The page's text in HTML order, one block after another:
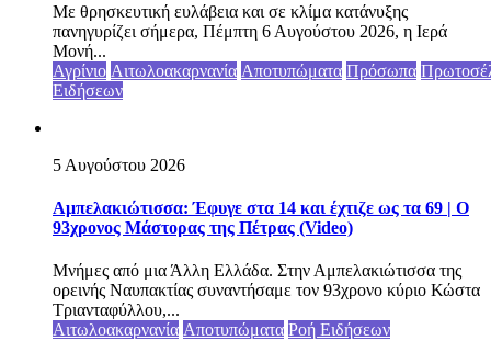
Με θρησκευτική ευλάβεια και σε κλίμα κατάνυξης
πανηγυρίζει σήμερα, Πέμπτη 6 Αυγούστου 2026, η Ιερά
Μονή...
Αγρίνιο Αιτωλοακαρνανία Αποτυπώματα Πρόσωπα
Ειδήσεων
5 Αυγούστου 2026
Αμπελακιώτισσα: Έφυγε στα 14 και έχτιζε ως τα 69 | Ο
93χρονος Μάστορας της Πέτρας (Video)
Μνήμες από μια Άλλη Ελλάδα. Στην Αμπελακιώτισσα της
ορεινής Ναυπακτίας συναντήσαμε τον 93χρονο κύριο Κώστα
Τριανταφύλλου,...
Αιτωλοακαρνανία Αποτυπώματα Ροή Ειδήσεων